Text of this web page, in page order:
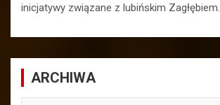
inicjatywy związane z lubińskim Zagłębiem.
ARCHIWA